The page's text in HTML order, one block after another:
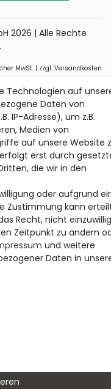
2026 | Alle Rechte
MwSt. | zzgl. Versandkosten
Thielemann.
Technologien auf
Daten von
IP-Adresse), um z.B.
Medien von
auf unsere Website
erst durch
die wir in den
oder aufgrund
Zustimmung kann
Recht, nicht
Zeitpunkt zu ändern
und weitere
Daten in